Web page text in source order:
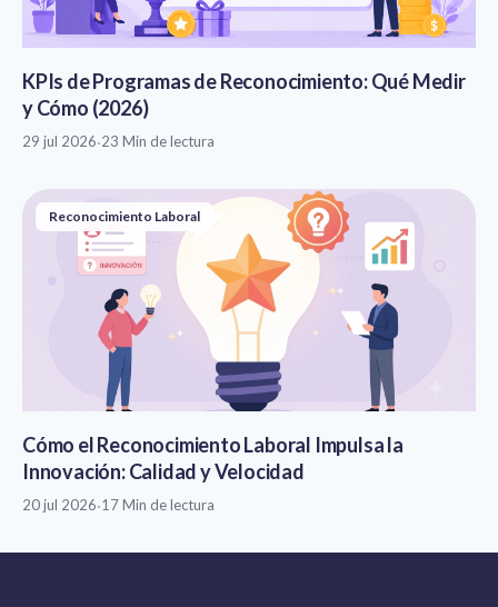
KPIs de Programas de Reconocimiento: Qué Medir
y Cómo (2026)
29 jul 2026·23 Min de lectura
Reconocimiento Laboral
Cómo el Reconocimiento Laboral Impulsa la
Innovación: Calidad y Velocidad
20 jul 2026·17 Min de lectura